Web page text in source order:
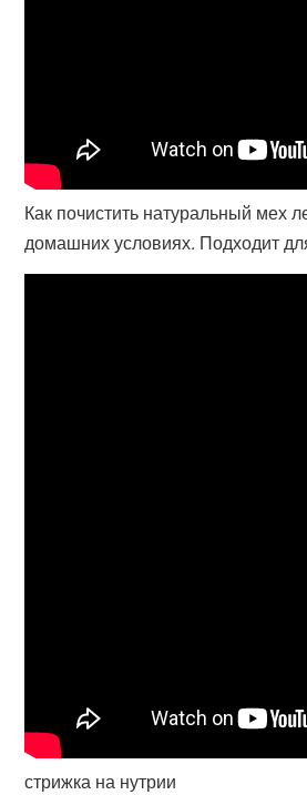
Как почистить натуральный мех
домашних условиях. Подходит
стрижка на нутрии